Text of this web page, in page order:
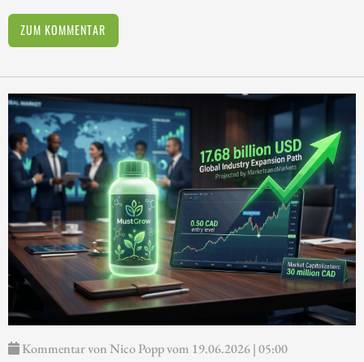
ZUM KOMMENTAR
Kommentar von Nico Popp vom 19.06.2026 | 05:00